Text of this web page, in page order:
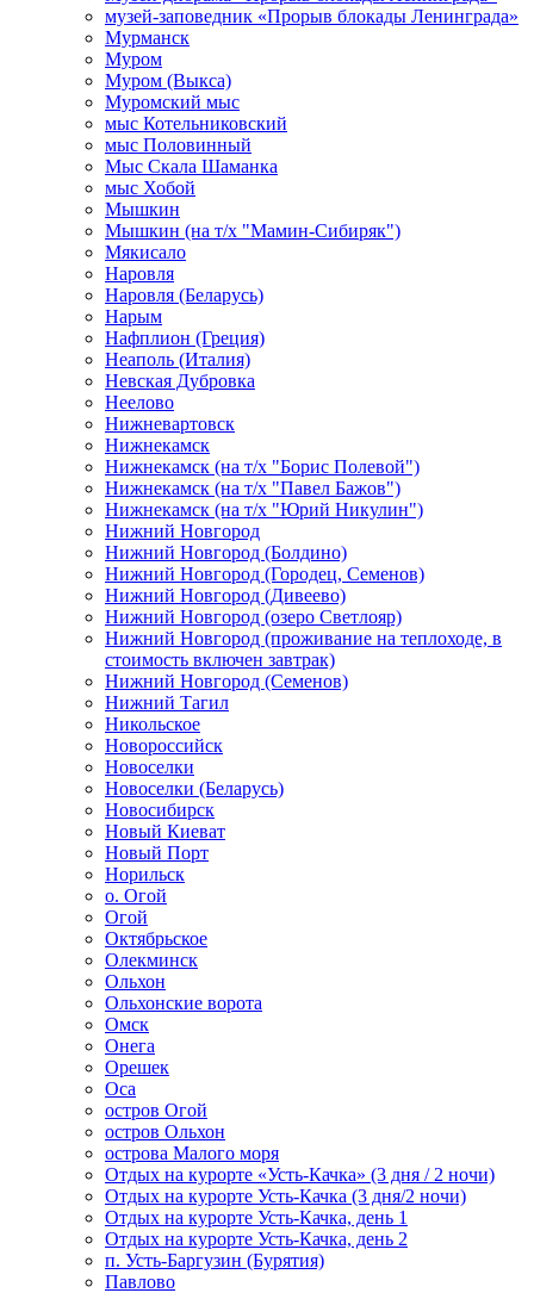
музей-заповедник «Прорыв блокады Ленинграда»
Мурманск
Муром
Муром (Выкса)
Муромский мыс
мыс Котельниковский
мыс Половинный
Мыс Скала Шаманка
мыс Хобой
Мышкин
Мышкин (на т/х "Мамин-Сибиряк")
Мякисало
Наровля
Наровля (Беларусь)
Нарым
Нафплион (Греция)
Неаполь (Италия)
Невская Дубровка
Неелово
Нижневартовск
Нижнекамск
Нижнекамск (на т/х "Борис Полевой")
Нижнекамск (на т/х "Павел Бажов")
Нижнекамск (на т/х "Юрий Никулин")
Нижний Новгород
Нижний Новгород (Болдино)
Нижний Новгород (Городец, Семенов)
Нижний Новгород (Дивеево)
Нижний Новгород (озеро Светлояр)
Нижний Новгород (проживание на теплоходе, в
стоимость включен завтрак)
Нижний Новгород (Семенов)
Нижний Тагил
Никольское
Новороссийск
Новоселки
Новоселки (Беларусь)
Новосибирск
Новый Киеват
Новый Порт
Норильск
о. Огой
Огой
Октябрьское
Олекминск
Ольхон
Ольхонские ворота
Омск
Онега
Орешек
Оса
остров Огой
остров Ольхон
острова Малого моря
Отдых на курорте «Усть-Качка» (3 дня / 2 ночи)
Отдых на курорте Усть-Качка (3 дня/2 ночи)
Отдых на курорте Усть-Качка, день 1
Отдых на курорте Усть-Качка, день 2
п. Усть-Баргузин (Бурятия)
Павлово